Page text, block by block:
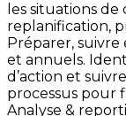
les situations de
replanification,
Préparer, suivre
et annuels.
d’action et suivre
processus pour
Analyse &